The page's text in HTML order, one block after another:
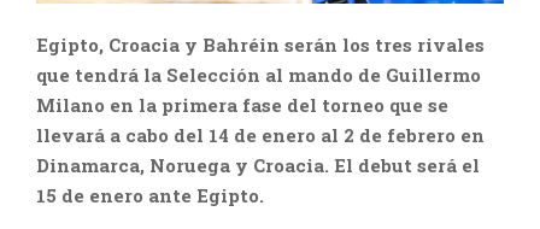
Egipto, Croacia y Bahréin serán los tres rivales
que tendrá la Selección al mando de Guillermo
Milano en la primera fase del torneo que se
llevará a cabo del 14 de enero al 2 de febrero en
Dinamarca, Noruega y Croacia. El debut será el
15 de enero ante Egipto.